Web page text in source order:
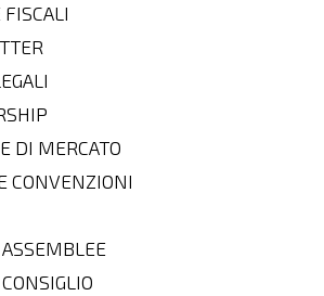
DI MERCATO
CONVENZIONI